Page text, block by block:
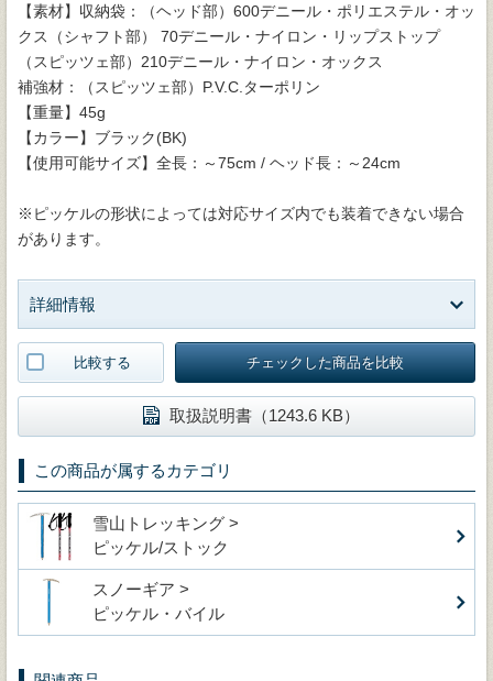
【素材】収納袋：（ヘッド部）600デニール・ポリエステル・オッ
クス（シャフト部） 70デニール・ナイロン・リップストップ
（スピッツェ部）210デニール・ナイロン・オックス
補強材：（スピッツェ部）P.V.C.ターポリン
【重量】45g
【カラー】ブラック(BK)
【使用可能サイズ】全長：～75cm / ヘッド長：～24cm
※ピッケルの形状によっては対応サイズ内でも装着できない場合
があります。
詳細情報
比較する チェックした商品を比較
取扱説明書（1243.6 KB）
この商品が属するカテゴリ
雪山トレッキング >
ピッケル/ストック
スノーギア >
ピッケル・バイル